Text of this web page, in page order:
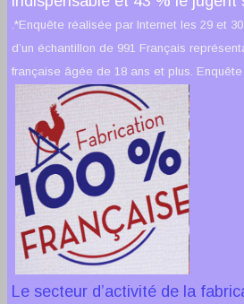
.*Enquête réalisée par Internet les 29 et
d’un échantillon de 991 Français
française âgée de 18 ans et plus.
Le secteur d’activité de la